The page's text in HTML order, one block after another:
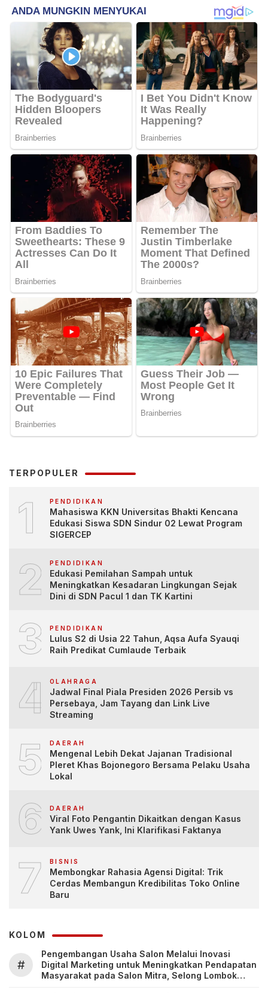
TERPOPULER
1 PENDIDIKAN
Mahasiswa KKN Universitas Bhakti Kencana
Edukasi Siswa SDN Sindur 02 Lewat Program
SIGERCEP
2 PENDIDIKAN
Edukasi Pemilahan Sampah untuk
Meningkatkan Kesadaran Lingkungan Sejak
Dini di SDN Pacul 1 dan TK Kartini
3 PENDIDIKAN
Lulus S2 di Usia 22 Tahun, Aqsa Aufa Syauqi
Raih Predikat Cumlaude Terbaik
4 OLAHRAGA
Jadwal Final Piala Presiden 2026 Persib vs
Persebaya, Jam Tayang dan Link Live
Streaming
5 DAERAH
Mengenal Lebih Dekat Jajanan Tradisional
Pleret Khas Bojonegoro Bersama Pelaku Usaha
Lokal
6 DAERAH
Viral Foto Pengantin Dikaitkan dengan Kasus
Yank Uwes Yank, Ini Klarifikasi Faktanya
7 BISNIS
Membongkar Rahasia Agensi Digital: Trik
Cerdas Membangun Kredibilitas Toko Online
Baru
KOLOM
#
Pengembangan Usaha Salon Melalui Inovasi
Digital Marketing untuk Meningkatkan Pendapatan
Masyarakat pada Salon Mitra, Selong Lombok